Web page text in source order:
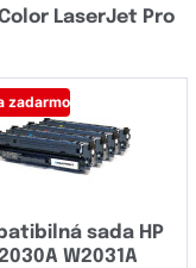
LaserJet Pro
zadarmo
sada HP
W2031A